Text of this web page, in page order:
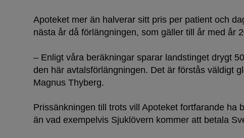
Apoteket mer än halverar sitt pris per patient och
nästa år då förlängningen, som gäller till år med år
– Enligt våra beräkningar sparar landstinget drygt
den här avtalsförlängningen. Det är förstås väldigt
Magnus Thyberg.
Prissänkningen till trots vill Apoteket fortfarande ha
än vad exempelvis Sjuklövern kommer att betala